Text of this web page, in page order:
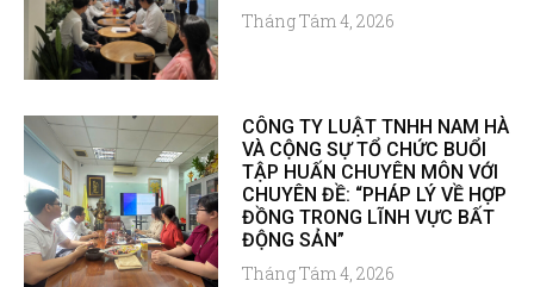
Tháng Tám 4, 2026
CÔNG TY LUẬT TNHH NAM HÀ
VÀ CỘNG SỰ TỔ CHỨC BUỔI
TẬP HUẤN CHUYÊN MÔN VỚI
CHUYÊN ĐỀ: “PHÁP LÝ VỀ HỢP
ĐỒNG TRONG LĨNH VỰC BẤT
ĐỘNG SẢN”
Tháng Tám 4, 2026